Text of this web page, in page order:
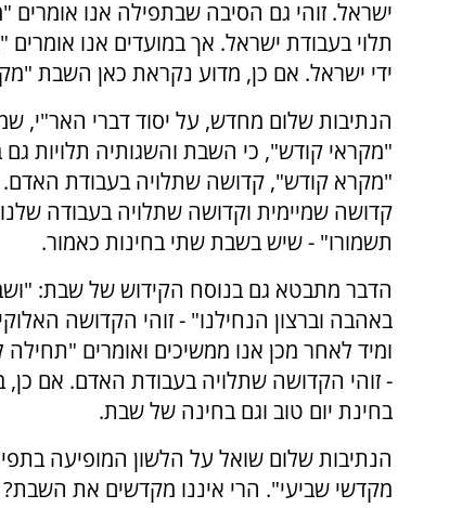
ישראל. זוהי גם הסיבה שבתפילה אנו
תלוי בעבודת ישראל. אך במועדים אנו
ידי ישראל. אם כן, מדוע נקראת כאן השבת
הנתיבות שלום מחדש, על יסוד דברי האר"י,
"מקראי קודש", כי השבת והשגותיה תלויות
"מקרא קודש", קדושה שתלויה בעבודת האדם.
קדושה שמיימית וקדושה שתלויה בעבודה
תשמורו" - שיש בשבת שתי בחינות כאמור.
הדבר מתבטא גם בנוסח הקידוש של שבת:
באהבה וברצון הנחילנו" - זוהי הקדושה
ומיד לאחר מכן אנו ממשיכים ואומרים
- זוהי הקדושה שתלויה בעבודת האדם. אם
בחינת יום טוב וגם בחינה של שבת.
הנתיבות שלום שואל על הלשון המופיעה
מקדשי שביעי". הרי איננו מקדשים את